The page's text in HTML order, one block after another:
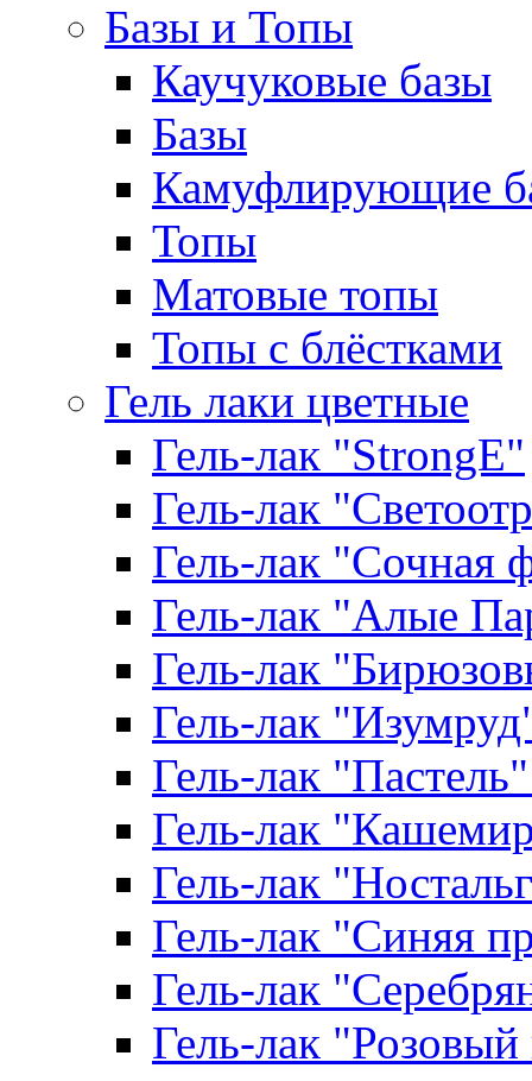
Базы и Топы
Каучуковые базы
Базы
Камуфлирующие
Топы
Матовые топы
Топы с блёстками
Гель лаки цветные
Гель-лак "StrongE"
Гель-лак
Гель-лак "Сочная
Гель-лак "Алые
Гель-лак
Гель-лак
Гель-лак
Гель-лак
Гель-лак
Гель-лак "Синяя
Гель-лак
Гель-лак